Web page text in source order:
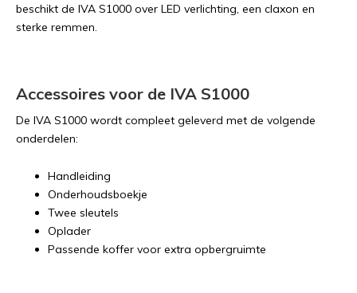
beschikt de IVA S1000 over LED verlichting, een claxon en
sterke remmen.
Accessoires voor de IVA S1000
De IVA S1000 wordt compleet geleverd met de volgende
onderdelen:
Handleiding
Onderhoudsboekje
Twee sleutels
Oplader
Passende koffer voor extra opbergruimte